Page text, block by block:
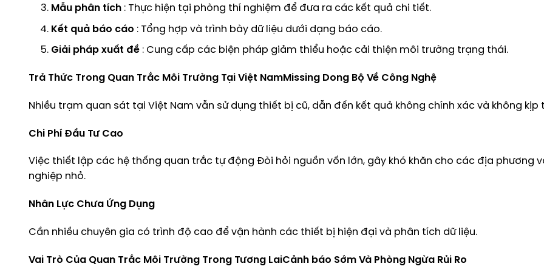
Mẫu phân tích: Thực hiện tại phòng thí nghiệm để đưa ra các kết quả chi tiết.
Kết quả báo cáo : Tổng hợp và trình bày dữ liệu dưới dạng báo cáo.
Giải pháp xuất đề: Cung cấp các biện pháp giảm thiểu hoặc cải thiện môi trường trạng thái.
Trả Thức Trong Quan Trắc Môi Trường Tại Việt NamMissing Dong Bộ Về Công Nghệ
Nhiều trạm quan sát tại Việt Nam vẫn sử dụng thiết bị cũ, dẫn đến kết quả không chính xác và không kịp
Chi Phí Đầu Tư Cao
Việc thiết lập các hệ thống quan trắc tự động Đòi hỏi nguồn vốn lớn, gây khó khăn cho các địa phương
nghiệp nhỏ.
Nhân Lực Chưa Ứng Dụng
Cần nhiều chuyên gia có trình độ cao để vận hành các thiết bị hiện đại và phân tích dữ liệu.
Vai Trò Của Quan Trắc Môi Trường Trong Tương LaiCảnh báo Sớm Và Phòng Ngừa Rủi Ro